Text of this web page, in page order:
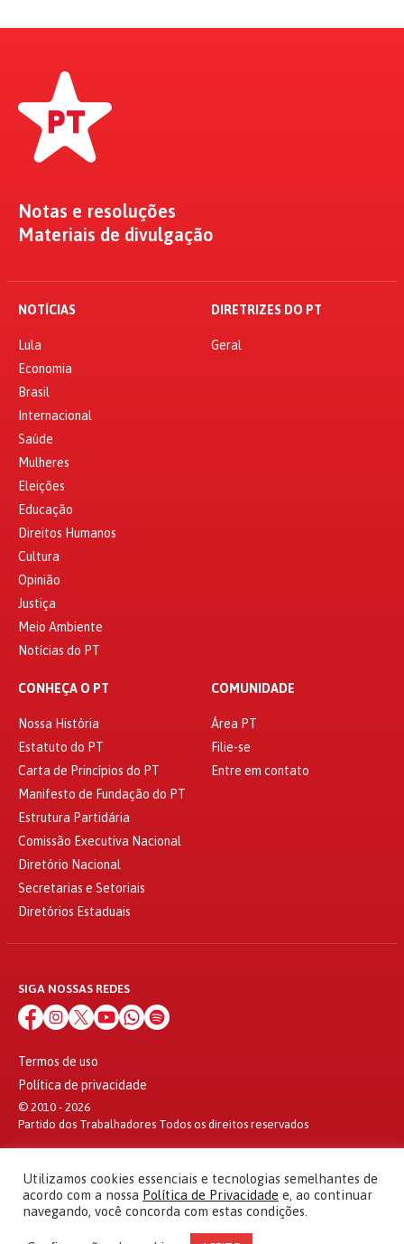
Notas e resoluções
Materiais de divulgação
NOTÍCIAS
Lula
Economia
Brasil
Internacional
Saúde
Mulheres
Eleições
Educação
Direitos Humanos
Cultura
Opinião
Justiça
Meio Ambiente
Notícias do PT
DIRETRIZES DO PT
Geral
CONHEÇA O PT
Nossa História
Estatuto do PT
Carta de Princípios do PT
Manifesto de Fundação do PT
Estrutura Partidária
Comissão Executiva Nacional
Diretório Nacional
Secretarias e Setoriais
Diretórios Estaduais
COMUNIDADE
Área PT
Filie-se
Entre em contato
SIGA NOSSAS REDES
Termos de uso
Política de privacidade
© 2010 - 2026
Partido dos Trabalhadores Todos os direitos reservados
Utilizamos cookies essenciais e tecnologias semelhantes de
acordo com a nossa Política de Privacidade e, ao continuar
navegando, você concorda com estas condições.